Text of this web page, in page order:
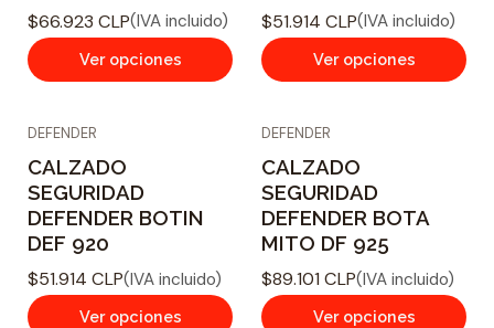
$66.923 CLP(IVA incluido)
Ver opciones
$51.914 CLP(IVA incluido)
Ver opciones
DEFENDER
CALZADO
SEGURIDAD
DEFENDER BOTIN
DEF 920
$51.914 CLP(IVA incluido)
Ver opciones
DEFENDER
CALZADO
SEGURIDAD
DEFENDER BOTA
MITO DF 925
$89.101 CLP(IVA incluido)
Ver opciones